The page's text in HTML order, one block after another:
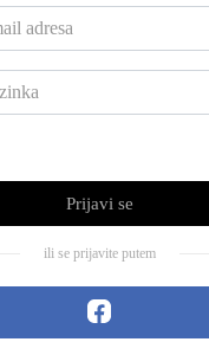
Prijavi se
ili se prijavite putem